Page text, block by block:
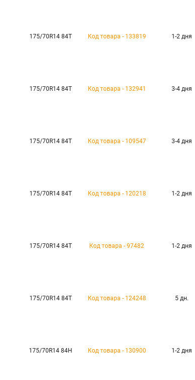
175/70R14 84T Код товара - 133819 1-2 дня
175/70R14 84T Код товара - 132941 3-4 дня
175/70R14 84T Код товара - 109547 3-4 дня
175/70R14 84T Код товара - 120218 1-2 дня
175/70R14 84T Код товара - 97482 1-2 дня
175/70R14 84T Код товара - 124248 5 дн.
175/70R14 84H Код товара - 130900 1-2 дня